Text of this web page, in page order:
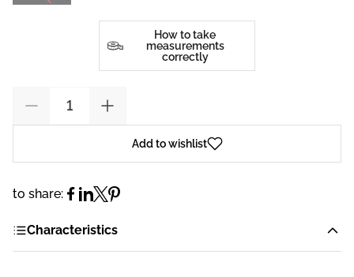
How to take
measurements
correctly
Add to wishlist
to share:
Characteristics